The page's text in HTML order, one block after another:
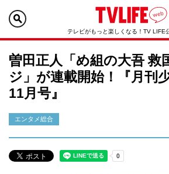
テレビがもっと楽しくなる！TV LIFE
曽田正人「め組の大吾 救
ジ」が連載開始！『月刊
11月号』
エンタメ総合